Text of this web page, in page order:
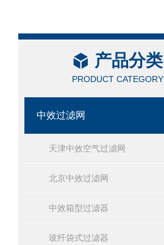
产品分类
PRODUCT CATEGORY
中效过滤网
天津中效空气过滤网
北京中效过滤网
中效箱型过滤器
玻纤袋式过滤器